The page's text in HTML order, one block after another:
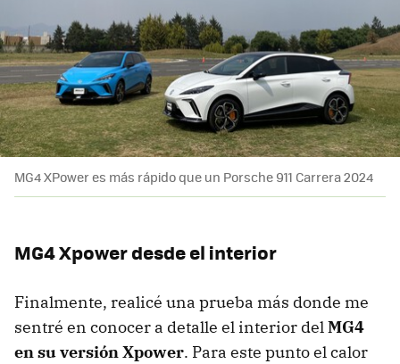
MG4 XPower es más rápido que un Porsche 911 Carrera 2024
MG4 Xpower desde el interior
Finalmente, realicé una prueba más donde me
sentré en conocer a detalle el interior delMG4
en su versión Xpower. Para este punto el calor